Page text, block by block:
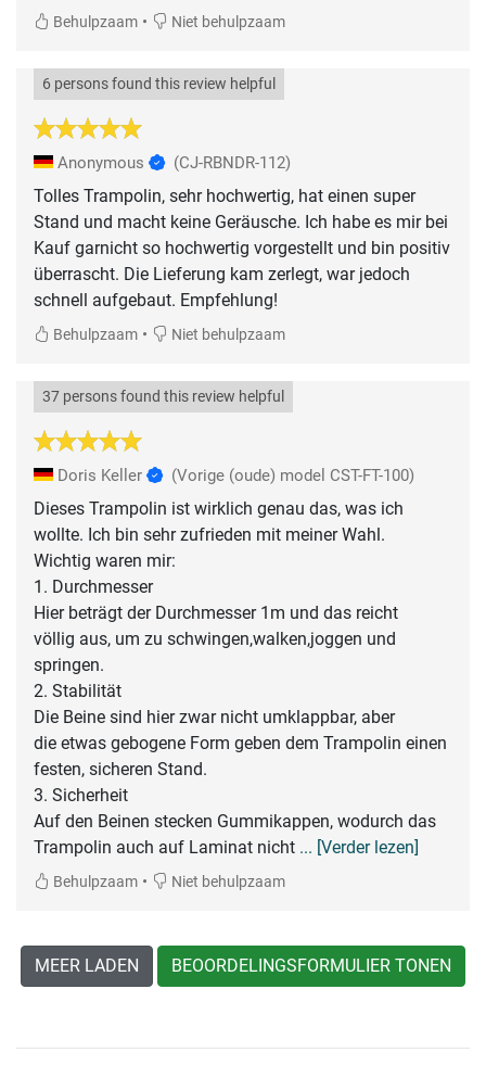
Behulpzaam • Niet behulpzaam
6 persons found this review helpful
Anonymous (CJ-RBNDR-112)
Tolles Trampolin, sehr hochwertig, hat einen super
Stand und macht keine Geräusche. Ich habe es mir bei
Kauf garnicht so hochwertig vorgestellt und bin positiv
überrascht. Die Lieferung kam zerlegt, war jedoch
schnell aufgebaut. Empfehlung!
Behulpzaam • Niet behulpzaam
37 persons found this review helpful
Doris Keller (Vorige (oude) model CST-FT-100)
Dieses Trampolin ist wirklich genau das, was ich
wollte. Ich bin sehr zufrieden mit meiner Wahl.
Wichtig waren mir:
1. Durchmesser
Hier beträgt der Durchmesser 1m und das reicht
völlig aus, um zu schwingen,walken,joggen und
springen.
2. Stabilität
Die Beine sind hier zwar nicht umklappbar, aber
die etwas gebogene Form geben dem Trampolin einen
festen, sicheren Stand.
3. Sicherheit
Auf den Beinen stecken Gummikappen, wodurch das
Trampolin auch auf Laminat nicht ... [Verder lezen]
Behulpzaam • Niet behulpzaam
MEER LADEN BEOORDELINGSFORMULIER TONEN